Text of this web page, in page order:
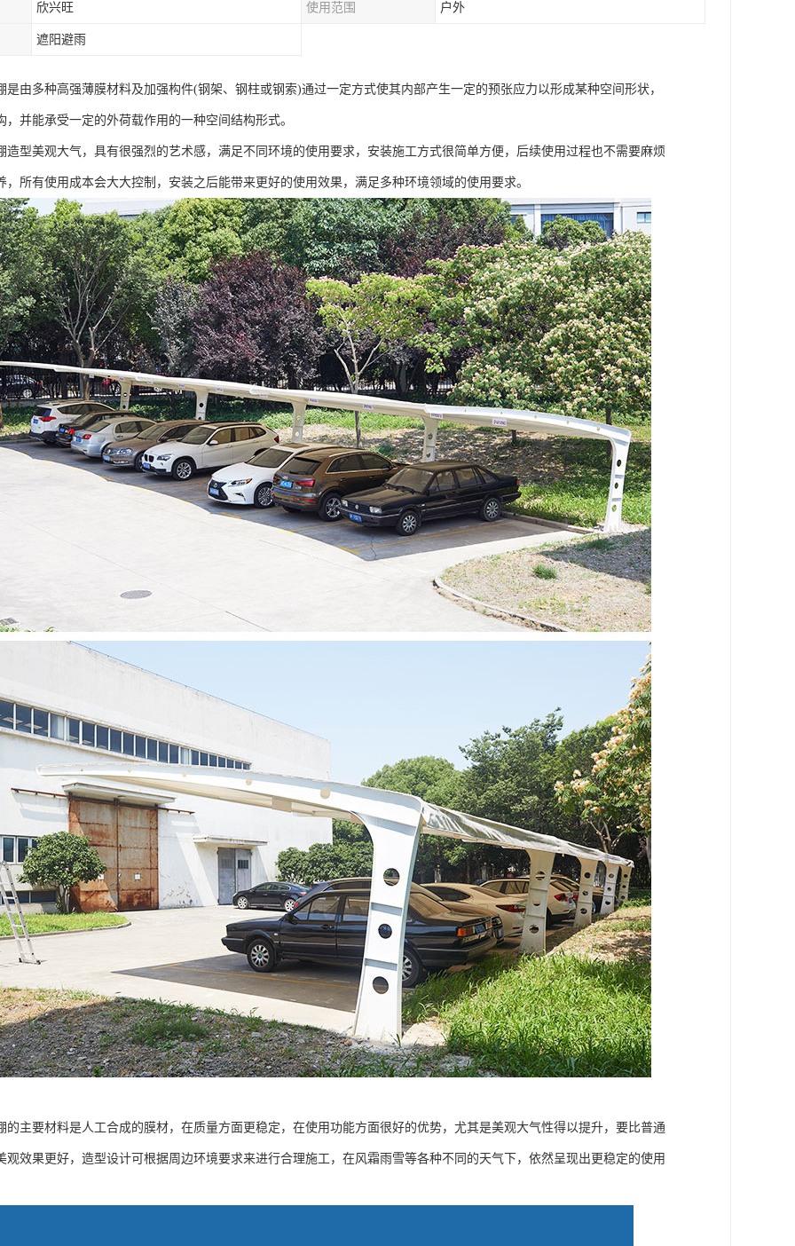
欣兴旺 使用范围 户外
遮阳避雨
是由多种高强薄膜材料及加强构件(钢架、钢柱或钢索)通过一定方式使其内部产生一定的预张应力以形成某种空间形状，
，并能承受一定的外荷载作用的一种空间结构形式。
造型美观大气，具有很强烈的艺术感，满足不同环境的使用要求，安装施工方式很简单方便，后续使用过程也不需要麻烦
，所有使用成本会大大控制，安装之后能带来更好的使用效果，满足多种环境领域的使用要求。
的主要材料是人工合成的膜材，在质量方面更稳定，在使用功能方面很好的优势，尤其是美观大气性得以提升，要比普通
观效果更好，造型设计可根据周边环境要求来进行合理施工，在风霜雨雪等各种不同的天气下，依然呈现出更稳定的使用